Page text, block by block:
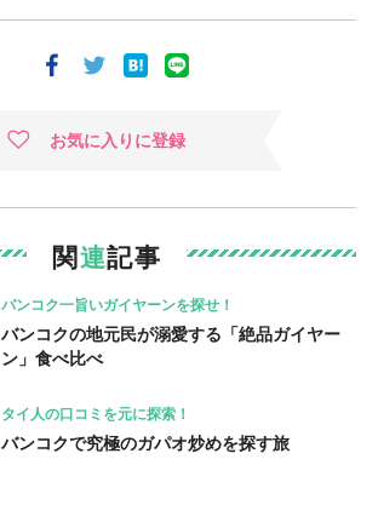
お気に入りに登録
関連記事
バンコク一旨いガイヤーンを探せ！
バンコクの地元民が溺愛する「絶品ガイヤー
ン」食べ比べ
タイ人の口コミを元に探索！
バンコクで究極のガパオ炒めを探す旅